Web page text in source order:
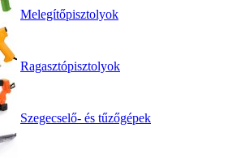
Melegítőpisztolyok
Ragasztópisztolyok
Szegecselő- és tűzőgépek